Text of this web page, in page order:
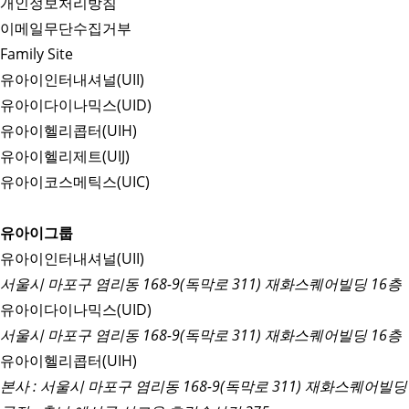
이메일무단수집거부
Family Site
유아이인터내셔널(UII)
유아이다이나믹스(UID)
유아이헬리콥터(UIH)
유아이헬리제트(UIJ)
유아이코스메틱스(UIC)
유아이그룹
유아이인터내셔널(UII)
서울시 마포구 염리동 168-9(독막로 311) 재화스퀘어빌딩 16층
유아이다이나믹스(UID)
서울시 마포구 염리동 168-9(독막로 311) 재화스퀘어빌딩 16층
유아이헬리콥터(UIH)
본사 : 서울시 마포구 염리동 168-9(독막로 311) 재화스퀘어빌